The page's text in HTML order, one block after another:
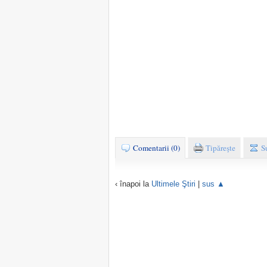
Comentarii (0) Tipăreşte
‹ înapoi la Ultimele Ştiri | sus ▲